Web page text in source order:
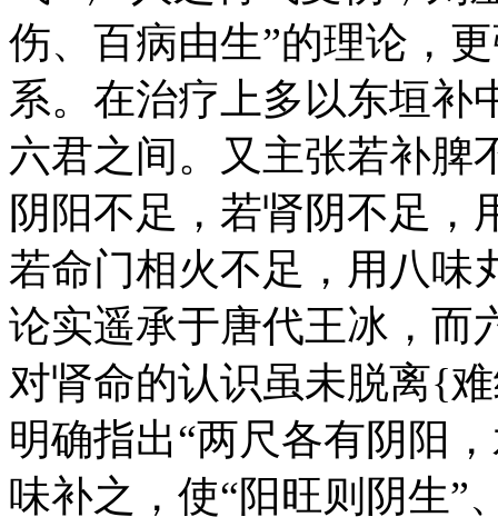
伤、百病由生”的理论，
系。在治疗上多以东垣补
六君之间。又主张若补脾
阴阳不足，若肾阴不足，
若命门相火不足，用八味
论实遥承于唐代王冰，而
对肾命的认识虽未脱离{
明确指出“两尺各有阴阳
味补之，使“阳旺则阴生”